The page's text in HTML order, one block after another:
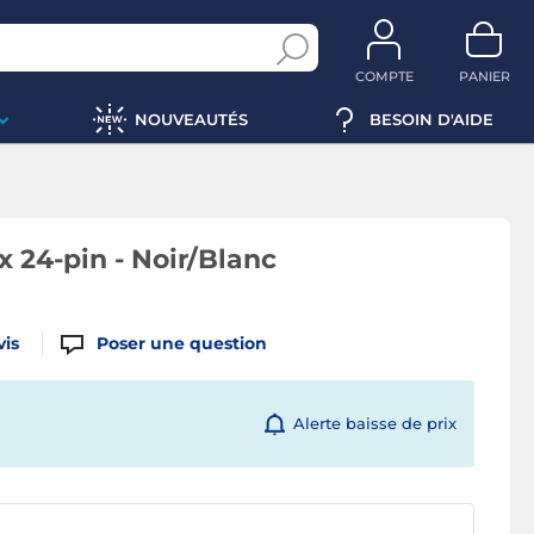
COMPTE PANIER
NOUVEAUTÉS BESOIN D'AIDE
24-pin - Noir/Blanc
Poser une question
Alerte baisse de prix